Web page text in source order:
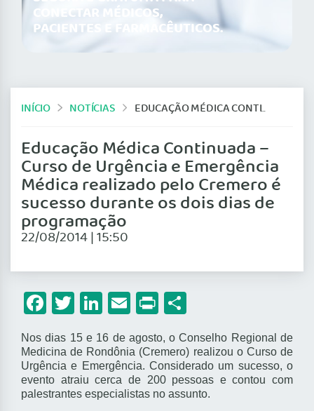
CONECTAR MÉDICOS,
PACIENTES E FARMACÊUTICOS.
INÍCIO NOTÍCIAS EDUCAÇÃO MÉDICA CONTINUADA – CURSO DE URGÊNCIA E EMERGÊNCIA MÉDICA REALIZADO PELO CREMERO É SUCESSO DURANTE OS DOIS DIAS DE PROGRAMAÇÃO
Educação Médica Continuada –
Curso de Urgência e Emergência
Médica realizado pelo Cremero é
sucesso durante os dois dias de
programação
22/08/2014 | 15:50
Facebook
Twitter
LinkedIn
Email
Print
Nos dias 15 e 16 de agosto, o Conselho Regional de
Medicina de Rondônia (Cremero) realizou o Curso de
Urgência e Emergência. Considerado um sucesso, o
evento atraiu cerca de 200 pessoas e contou com
palestrantes especialistas no assunto.